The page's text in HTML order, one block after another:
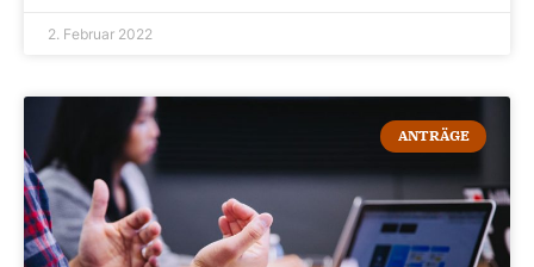
2. Februar 2022
ANTRÄGE